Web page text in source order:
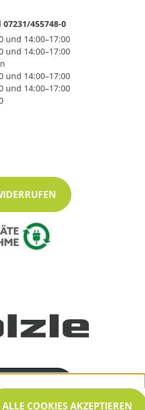
455748-0
und 14:00–17:00
und 14:00–17:00
und 14:00–17:00
und 14:00–17:00
ALLE COOKIES AKZEPTIEREN